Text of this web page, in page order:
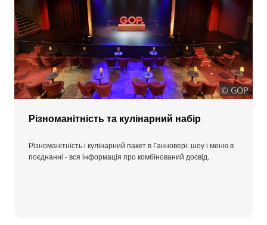
© GOP
Різноманітність та кулінарний набір
Різноманітність і кулінарний пакет в Ганновері: шоу і меню в
поєднанні - вся інформація про комбінований досвід.